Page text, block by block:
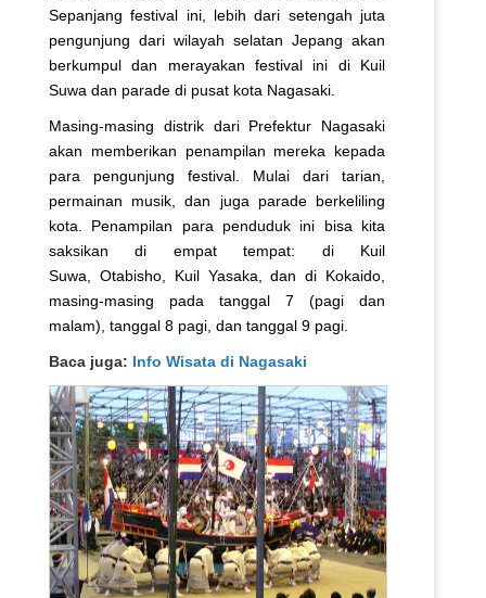
Sepanjang festival ini, lebih dari setengah juta
pengunjung dari wilayah selatan Jepang akan
berkumpul dan merayakan festival ini di Kuil
Suwa dan parade di pusat kota Nagasaki.
Masing-masing distrik dari Prefektur Nagasaki
akan memberikan penampilan mereka kepada
para pengunjung festival. Mulai dari tarian,
permainan musik, dan juga parade berkeliling
kota. Penampilan para penduduk ini bisa kita
saksikan di empat tempat: di Kuil
Suwa, Otabisho, Kuil Yasaka, dan di Kokaido,
masing-masing pada tanggal 7 (pagi dan
malam), tanggal 8 pagi, dan tanggal 9 pagi.
Baca juga: Info Wisata di Nagasaki